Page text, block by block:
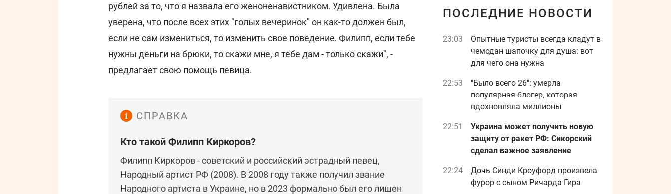
рублей за то, что я назвала его женоненавистником. Удивлена. Была
уверена, что после всех этих "голых вечеринок" он как-то должен был,
если не сам измениться, то изменить свое поведение. Филипп, если тебе
нужны деньги на брюки, то скажи мне, я тебе дам - только скажи", -
предлагает свою помощь певица.
СПРАВКА
Кто такой Филипп Киркоров?
Филипп Киркоров - советский и российский эстрадный певец,
Народный артист РФ (2008). В 2008 году также получил звание
Народного артиста в Украине, но в 2023 формально был его лишен
ПОСЛЕДНИЕ НОВОСТИ
23:03
Опытные туристы всегда кладут в
чемодан шапочку для душа: вот
для чего она нужна
22:53
"Было всего 26": умерла
популярная блогер, которая
вдохновляла миллионы
22:51
Украина может получить новую
защиту от ракет РФ: Сикорский
сделал важное заявление
22:24
Дочь Синди Кроуфорд произвела
фурор с сыном Ричарда Гира